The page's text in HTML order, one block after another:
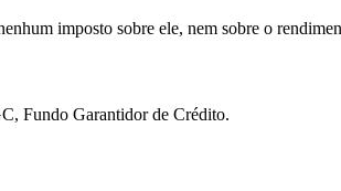
imposto sobre ele, nem sobre o
Fundo Garantidor de Crédito.